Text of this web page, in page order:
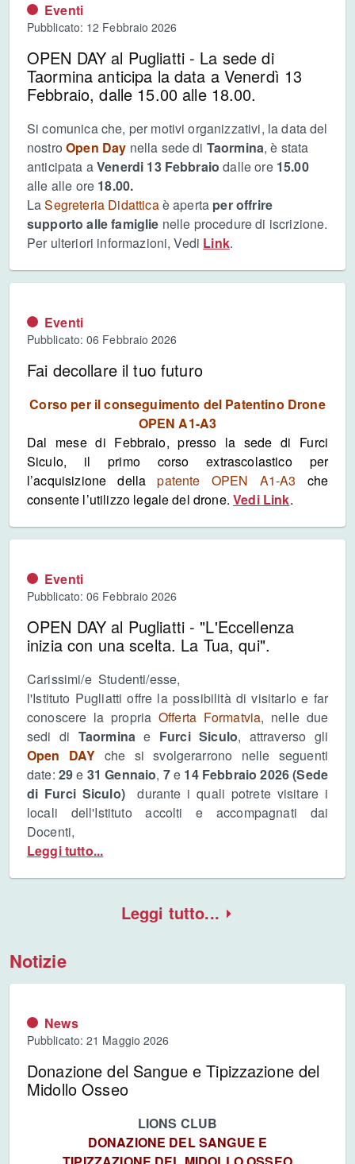
Eventi
Pubblicato: 12 Febbraio 2026
OPEN DAY al Pugliatti - La sede di
Taormina anticipa la data a Venerdì 13
Febbraio, dalle 15.00 alle 18.00.
Si comunica che, per motivi organizzativi, la data del
nostroOpen Day nella sede di Taormina, è stata
anticipata aVenerdi 13 Febbraiodalle ore15.00
alle alle ore 18.00.
LaSegreteria Didatticaè aperta per offrire
supporto alle famiglie nelle procedure di iscrizione.
Per ulteriori informazioni, Vedi Link.
Eventi
Pubblicato: 06 Febbraio 2026
Fai decollare il tuo futuro
Corso per il conseguimento del Patentino Drone
OPEN A1-A3
Dal mese di Febbraio, presso la sede di Furci
Siculo, il primo corso extrascolastico per
l’acquisizione dellapatente OPEN A1-A3 che
consente l’utilizzo legale del drone.Vedi Link.
Eventi
Pubblicato: 06 Febbraio 2026
OPEN DAY al Pugliatti - "L'Eccellenza
inizia con una scelta. La Tua, qui".
Carissimi/e Studenti/esse,
l'Istituto Pugliatti offre la possibilità di visitarlo e far
conoscere la propria Offerta Formatvia, nelle due
sedi di Taorminae Furci Siculo, attraverso gli
Open DAY che si svolgerarrono nelle seguenti
date: 29e 31 Gennaio, 7e 14 Febbraio 2026 (Sede
di Furci Siculo)durante i quali potrete visitare i
locali dell'Istituto accolti e accompagnati dai
Docenti,
Leggi tutto...
Leggi tutto...
Notizie
News
Pubblicato: 21 Maggio 2026
Donazione del Sangue e Tipizzazione del
Midollo Osseo
LIONS CLUB
DONAZIONE DEL SANGUE E